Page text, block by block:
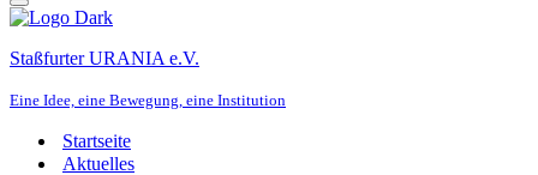
Navigationsmenü
Staßfurter URANIA e.V.
Eine Idee, eine Bewegung, eine Institution
Startseite
Aktuelles